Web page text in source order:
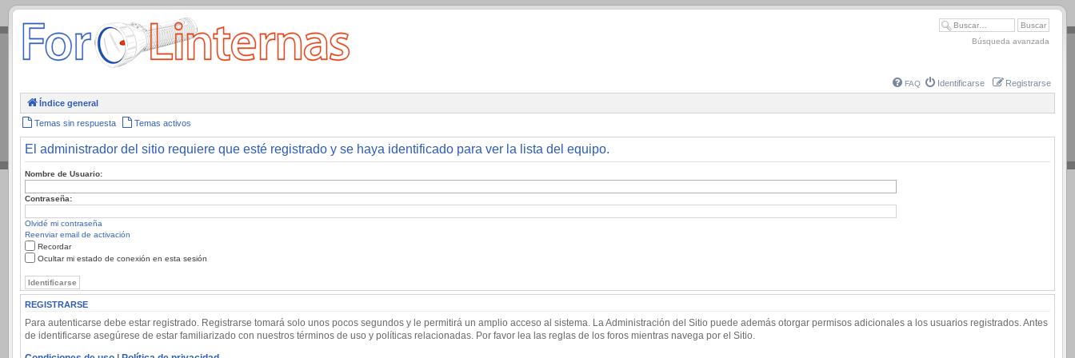
.
Búsqueda avanzada
FAQ Identificarse Registrarse
Índice general
Temas sin respuesta Temas activos
El administrador del sitio requiere que esté registrado y se haya identificado para ver la lista del equipo.
Nombre de Usuario:
Contraseña:
Olvidé mi contraseña
Reenviar email de activación
Recordar
Ocultar mi estado de conexión en esta sesión
REGISTRARSE
Para autenticarse debe estar registrado. Registrarse tomará solo unos pocos segundos y le permitirá un amplio acceso al sistema. La Administración del Sitio puede además otorgar permisos adicionales a los usuarios registrados. Antes
de identificarse asegúrese de estar familiarizado con nuestros términos de uso y políticas relacionadas. Por favor lea las reglas de los foros mientras navega por el Sitio.